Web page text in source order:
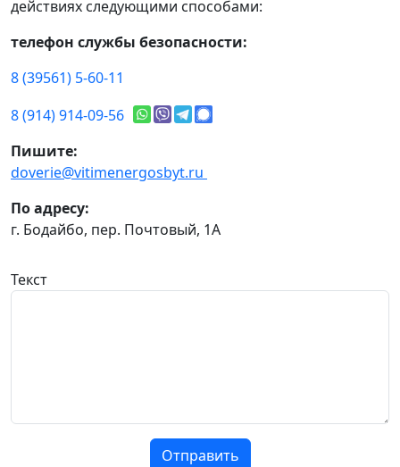
действиях следующими способами:
телефон службы безопасности:
8 (39561) 5-60-11
8 (914) 914-09-56
Пишите:
doverie@vitimenergosbyt.ru
По адресу:
г. Бодайбо, пер. Почтовый, 1А
Текст
Отправить